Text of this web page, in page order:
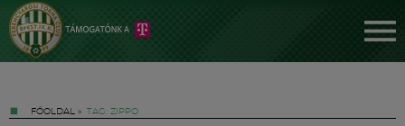
FŐOLDAL » TAG: ZIPPO